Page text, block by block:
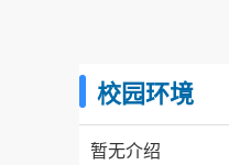
校园环境
暂无介绍